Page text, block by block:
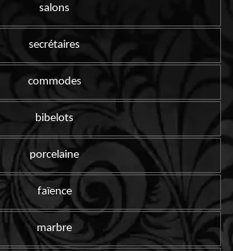
salons
secrétaires
commodes
bibelots
porcelaine
faïence
marbre